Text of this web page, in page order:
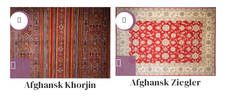
Afghansk Khorjin Afghansk Ziegler